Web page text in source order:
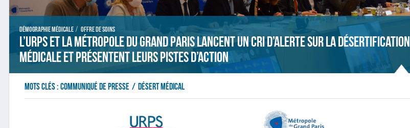
Démographie médicale / Offre de soins
L’URPS et la Métropole du Grand Paris lancent un cri d’alerte sur la désertification
médicale et présentent leurs pistes d’action
Mots clés :communiqué de presse / désert médical